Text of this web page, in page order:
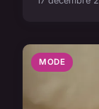
MODE